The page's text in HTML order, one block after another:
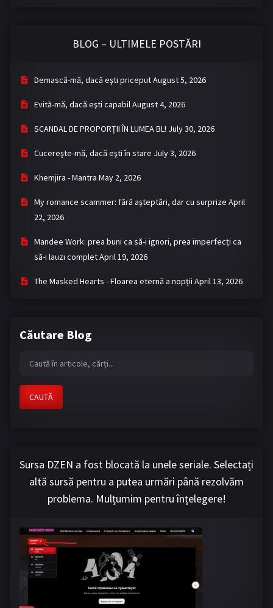
BLOG – ULTIMELE POSTĂRI
Demască-mă, dacă eşti priceputAugust 5, 2026
Evită-mă, dacă eşti capabilAugust 4, 2026
SCANDAL DE PROPORȚII ÎN LUMEA BL! July 30, 2026
Cucereşte-mă, dacă eşti în stare July 3, 2026
Khemjira - Mantra May 2, 2026
My romance scammer: fără așteptări, dar cu surprize April
22, 2026
Mandee Work: prea buni ca să-i ignori, prea imperfecți ca
să-i lauzi completApril 19, 2026
The Masked Hearts - Floarea eternă a nopții April 13, 2026
Căutare Blog
CAUTĂ
Sursa DZEN a fost blocată la unele seriale. Selectați
altă sursă pentru a putea urmări până rezolvăm
problema. Mulțumim pentru înțelegere!